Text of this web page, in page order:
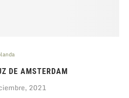
DE AMSTERDAM
2021